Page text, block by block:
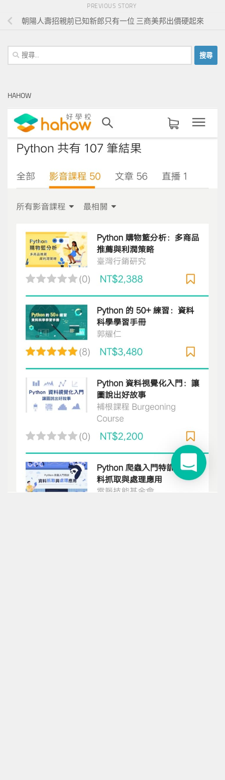
PREVIOUS STORY
朝陽人壽招親前已知新郎只有一位 三商美邦出價硬起來
搜
尋
字:
HAHOW